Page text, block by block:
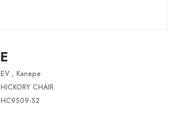
EV , Kanepe
HICKORY CHAIR
HC9509-S2